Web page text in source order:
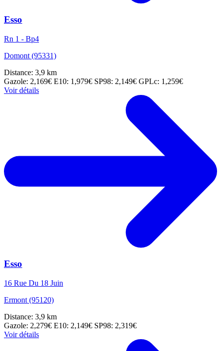
Esso
Rn 1 - Bp4
Domont (95331)
Distance: 3,9 km
Gazole: 2,169€ E10: 1,979€ SP98: 2,149€ GPLc: 1,259€
Voir détails
Esso
16 Rue Du 18 Juin
Ermont (95120)
Distance: 3,9 km
Gazole: 2,279€ E10: 2,149€ SP98: 2,319€
Voir détails